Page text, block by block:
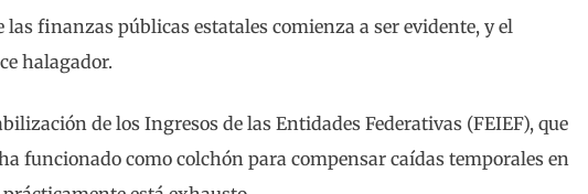
las finanzas públicas estatales comienza a ser evidente, y el
halagador.
de los Ingresos de las Entidades Federativas (FEIEF), que
funcionado como colchón para compensar caídas temporales en